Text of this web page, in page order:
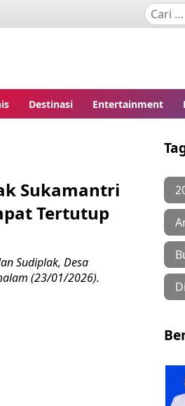
Destinasi Entertainment
Sukamantri
Tertutup
Sudiplak, Desa
(23/01/2026).